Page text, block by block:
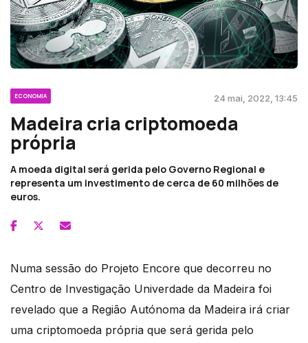
ECONOMIA 24 mai, 2022, 13:45
Madeira cria criptomoeda
própria
A moeda digital será gerida pelo Governo Regional e
representa um investimento de cerca de 60 milhões de
euros.
Numa sessão do Projeto Encore que decorreu no
Centro de Investigação Univerdade da Madeira foi
revelado que a Região Autónoma da Madeira irá criar
uma criptomoeda própria que será gerida pelo